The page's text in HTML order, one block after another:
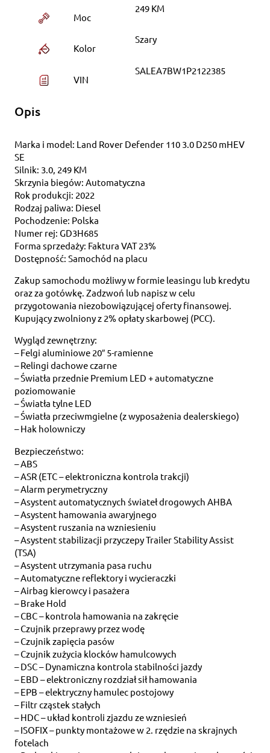
Moc
249 KM
Kolor
Szary
VIN
SALEA7BW1P2122385
Opis
Marka i model: Land Rover Defender 110 3.0 D250 mHEV
SE
Silnik: 3.0, 249 KM
Skrzynia biegów: Automatyczna
Rok produkcji: 2022
Rodzaj paliwa: Diesel
Pochodzenie: Polska
Numer rej: GD3H685
Forma sprzedaży: Faktura VAT 23%
Dostępność: Samochód na placu
Zakup samochodu możliwy w formie leasingu lub kredytu
oraz za gotówkę. Zadzwoń lub napisz w celu
przygotowania niezobowiązującej oferty finansowej.
Kupujący zwolniony z 2% opłaty skarbowej (PCC).
Wygląd zewnętrzny:
– Felgi aluminiowe 20″ 5-ramienne
– Relingi dachowe czarne
– Światła przednie Premium LED + automatyczne
poziomowanie
– Światła tylne LED
– Światła przeciwmgielne (z wyposażenia dealerskiego)
– Hak holowniczy
Bezpieczeństwo:
– ABS
– ASR (ETC – elektroniczna kontrola trakcji)
– Alarm perymetryczny
– Asystent automatycznych świateł drogowych AHBA
– Asystent hamowania awaryjnego
– Asystent ruszania na wzniesieniu
– Asystent stabilizacji przyczepy Trailer Stability Assist
(TSA)
– Asystent utrzymania pasa ruchu
– Automatyczne reflektory i wycieraczki
– Airbag kierowcy i pasażera
– Brake Hold
– CBC – kontrola hamowania na zakręcie
– Czujnik przeprawy przez wodę
– Czujnik zapięcia pasów
– Czujnik zużycia klocków hamulcowych
– DSC – Dynamiczna kontrola stabilności jazdy
– EBD – elektroniczny rozdział sił hamowania
– EPB – elektryczny hamulec postojowy
– Filtr cząstek stałych
– HDC – układ kontroli zjazdu ze wzniesień
– ISOFIX – punkty montażowe w 2. rzędzie na skrajnych
fotelach